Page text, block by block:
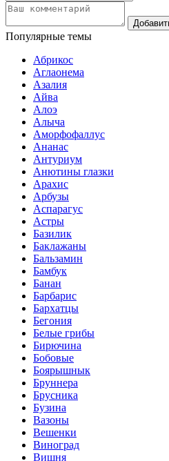
Популярные темы
Абрикос
Аглаонема
Азалия
Айва
Алоэ
Алыча
Аморфофаллус
Ананас
Антуриум
Анютины глазки
Арахис
Арбузы
Аспарагус
Астры
Базилик
Баклажаны
Бальзамин
Бамбук
Банан
Барбарис
Бархатцы
Бегония
Белые грибы
Бирючина
Бобовые
Боярышнык
Бруннера
Брусника
Бузина
Вазоны
Вешенки
Виноград
Вишня